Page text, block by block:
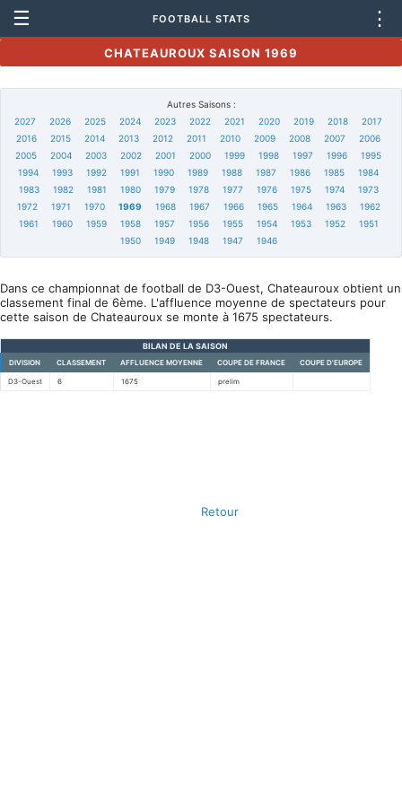
☰ FOOTBALL STATS ⋮
CHATEAUROUX SAISON 1969
Autres Saisons :
2027
2026 2025 2024 2023 2022 2021 2020 2019 2018
2017
2016
2015 2014 2013 2012 2011 2010 2009 2008 2007
2006
2005
2004 2003 2002 2001 2000 1999 1998 1997 1996
1995
1994
1993 1992 1991 1990 1989 1988 1987 1986 1985
1984
1983
1982 1981 1980 1979 1978 1977 1976 1975 1974
1973
1972
1971 1970 1969 1968 1967 1966 1965 1964 1963
1962
1961
1960 1959 1958 1957 1956 1955 1954 1953 1952
1951
1950
1949 1948 1947 1946
Dans ce championnat de football de D3-Ouest, Chateauroux obtient un
classement final de 6ème. L'affluence moyenne de spectateurs pour
cette saison de Chateauroux se monte à 1675 spectateurs.
BILAN DE LA SAISON
DIVISION CLASSEMENT AFFLUENCE MOYENNE COUPE DE FRANCE COUPE D'EUROPE
D3-Ouest 6 1675 prelim
Retour